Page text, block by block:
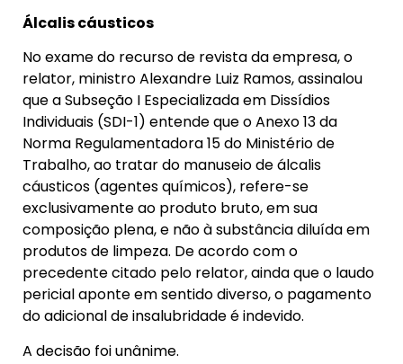
Álcalis cáusticos
No exame do recurso de revista da empresa, o
relator, ministro Alexandre Luiz Ramos, assinalou
que a Subseção I Especializada em Dissídios
Individuais (SDI-1) entende que o Anexo 13 da
Norma Regulamentadora 15 do Ministério de
Trabalho, ao tratar do manuseio de álcalis
cáusticos (agentes químicos), refere-se
exclusivamente ao produto bruto, em sua
composição plena, e não à substância diluída em
produtos de limpeza. De acordo com o
precedente citado pelo relator, ainda que o laudo
pericial aponte em sentido diverso, o pagamento
do adicional de insalubridade é indevido.
A decisão foi unânime.